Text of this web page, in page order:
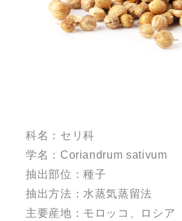
科名：セリ科
学名：Coriandrum sativum
抽出部位：種子
抽出方法：水蒸気蒸留法
主要産地：モロッコ、ロシア